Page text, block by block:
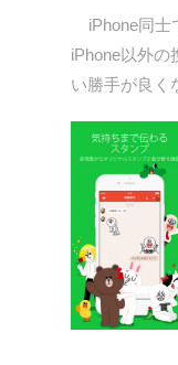
iPhone同士
iPhone以外の
い勝手が良く